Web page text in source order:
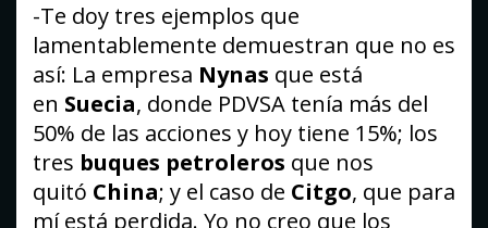
-Te doy tres ejemplos que
lamentablemente demuestran que no es
así: La empresa Nynas que está
en Suecia, donde PDVSA tenía más del
50% de las acciones y hoy tiene 15%; los
tres buques petroleros que nos
quitó China; y el caso de Citgo, que para
mí está perdida. Yo no creo que los